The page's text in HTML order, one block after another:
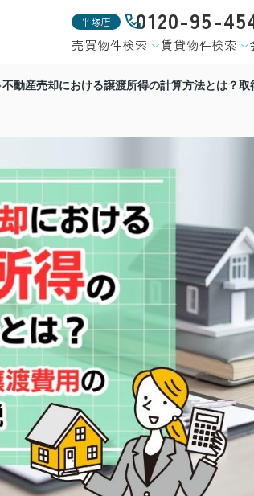
平塚店 0120-95-
売買物件検索 賃貸物件検索
不動産売却における譲渡所得の計算方法とは？